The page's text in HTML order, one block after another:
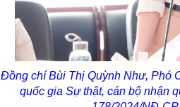
Đồng chí Bùi Thị Quỳnh Như, Phó
quốc gia Sự thật, cán bộ nhận